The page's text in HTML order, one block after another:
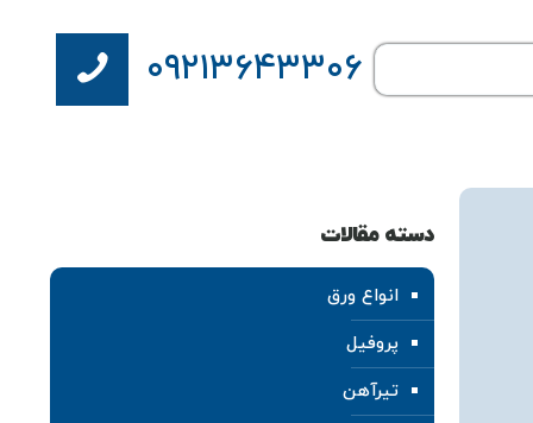
۰۹۲۱۳۶۴۳۳۰۶
دسته مقالات
انواع ورق
پروفیل
تیرآهن